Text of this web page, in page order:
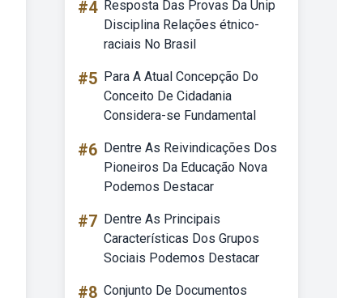
#4 Resposta Das Provas Da Unip
Disciplina Relações étnico-
raciais No Brasil
#5 Para A Atual Concepção Do
Conceito De Cidadania
Considera-se Fundamental
#6 Dentre As Reivindicações Dos
Pioneiros Da Educação Nova
Podemos Destacar
#7 Dentre As Principais
Características Dos Grupos
Sociais Podemos Destacar
#8 Conjunto De Documentos